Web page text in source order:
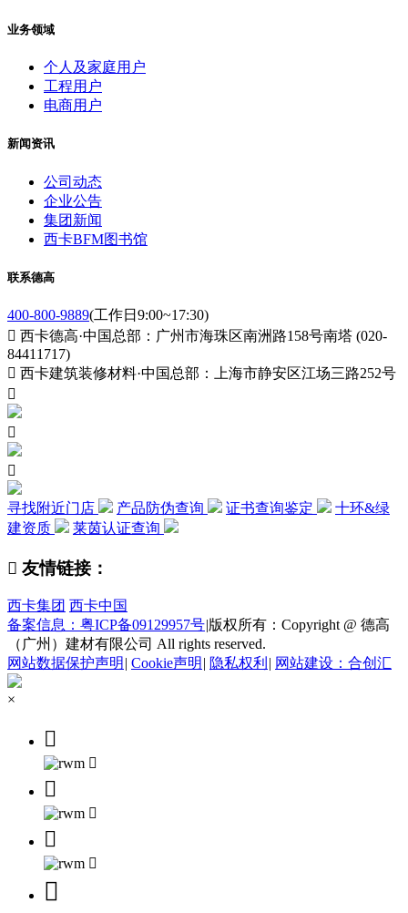
业务领域
个人及家庭用户
工程用户
电商用户
新闻资讯
公司动态
企业公告
集团新闻
西卡BFM图书馆
联系德高
400-800-9889(工作日9:00~17:30)
 西卡德高·中国总部：广州市海珠区南洲路158号南塔 (020-
84411717)
 西卡建筑装修材料·中国总部：上海市静安区江场三路252号



寻找附近门店 产品防伪查询 证书查询鉴定
十环&绿
建资质
莱茵认证查询
 友情链接：
西卡集团 西卡中国
备案信息：粤ICP备09129957号|版权所有：Copyright @ 德高
（广州）建材有限公司 All rights reserved.
网站数据保护声明 | Cookie声明 | 隐私权利 | 网站建设：合创汇
×






